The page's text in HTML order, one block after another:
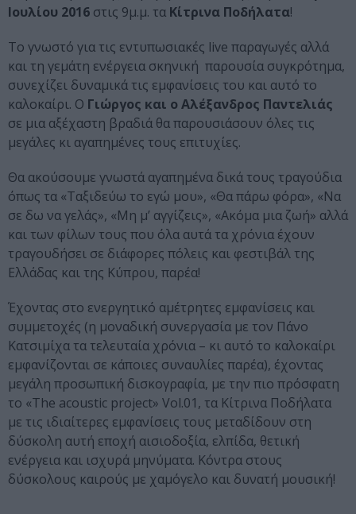
Ιουλίου 2016 στις 9μ.μ. τα Κίτρινα Ποδήλατα!
Το γνωστό για τις εντυπωσιακές live παραγωγές αλλά
και τη γεμάτη ενέργεια σκηνική παρουσία συγκρότημα,
συνεχίζει δυναμικά τις εμφανίσεις του και αυτό το
καλοκαίρι. Ο Γιώργος και ο Αλέξανδρος Παντελιάς
σε μια αξέχαστη βραδιά θα παρουσιάσουν όλες τις
μεγάλες κι αγαπημένες τους επιτυχίες.
Θα ακούσουμε γνωστά αγαπημένα δικά τους τραγούδια
όπως τα «Ταξιδεύω το εγώ μου», «Θα πάρω φόρα», «Να
σε δω να γελάς», «Μη μ’ αγγίζεις», «Ακόμα μια ζωή» αλλά
και των φίλων τους που όλα αυτά τα χρόνια έχουν
τραγουδήσει σε διάφορες πόλεις και φεστιβάλ της
Ελλάδας και της Κύπρου, παρέα!
Έχοντας στο ενεργητικό αμέτρητες εμφανίσεις και
συμμετοχές (η μοναδική συνεργασία με τον Πάνο
Κατσιμίχα τα τελευταία χρόνια – κι αυτό το καλοκαίρι
εμφανίζονται σε κάποιες συναυλίες παρέα), έχοντας
μεγάλη προσωπική δισκογραφία, με την πιο πρόσφατη
το «The acoustic project» Vol.01, τα Κίτρινα Ποδήλατα
με τις ιδιαίτερες εμφανίσεις τους μεταδίδουν στη
δύσκολη αυτή εποχή αισιοδοξία, ελπίδα, θετική
ενέργεια και ισχυρά μηνύματα. Κόντρα στους
δύσκολους καιρούς με χαμόγελο και δυνατή μουσική!